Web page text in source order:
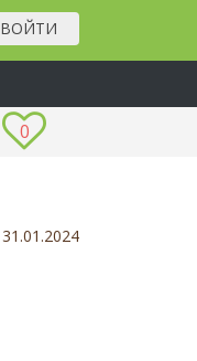
ВОЙТИ
0
31.01.2024